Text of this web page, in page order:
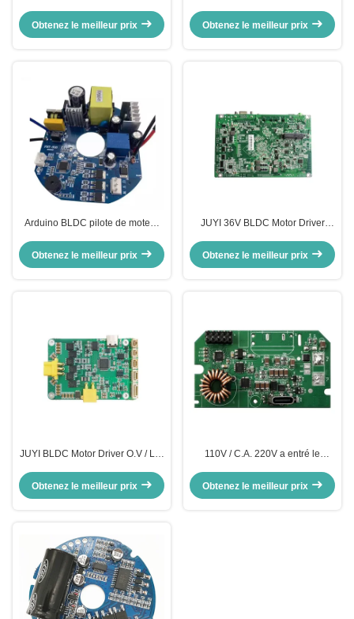
régulation de la vitesse PWM
Obtenez le meilleur prix
moteur carte de pilotage fonction
de freinage contrôle rapide
Obtenez le meilleur prix
Arduino BLDC pilote de moteur
de sortie de signal d'impulsion
carte de contrôle du moteur
Obtenez le meilleur prix
JUYI 36V BLDC Motor Driver
moteur de centre / scooter
électrique
Obtenez le meilleur prix
JUYI BLDC Motor Driver O.V / L.V
20KHZ Contrôleur du moteur
Obtenez le meilleur prix
110V / C.A. 220V a entré le
moteur pas à pas de commande
Obtenez le meilleur prix